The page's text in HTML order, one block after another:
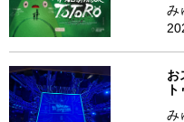
み
お
み